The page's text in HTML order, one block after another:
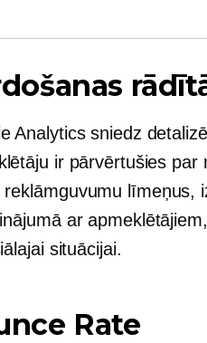
Analytics sniedz
ir pārvērtušies
reklāmguvumu līmeņus,
ar
situācijai.
Rate